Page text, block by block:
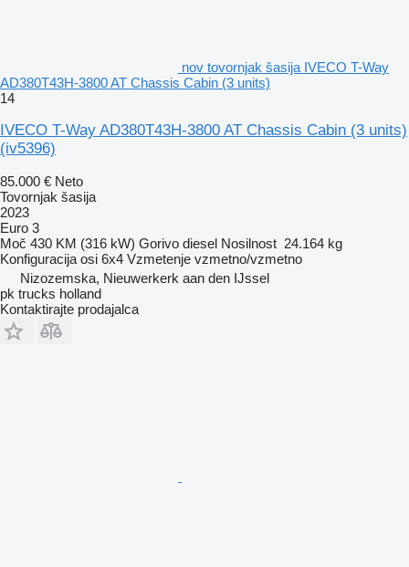
nov tovornjak šasija IVECO T-Way
AD380T43H-3800 AT Chassis Cabin (3 units)
14
IVECO T-Way AD380T43H-3800 AT Chassis Cabin (3 units)
(iv5396)
85.000 € Neto
Tovornjak šasija
2023
Euro 3
Moč 430 KM (316 kW) Gorivo diesel Nosilnost 24.164 kg
Konfiguracija osi 6x4 Vzmetenje vzmetno/vzmetno
Nizozemska, Nieuwerkerk aan den IJssel
pk trucks holland
Kontaktirajte prodajalca